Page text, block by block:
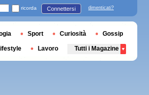
ricorda Connettersi dimenticati?
Sport Curiosità Gossip
Lavoro Tutti i Magazine